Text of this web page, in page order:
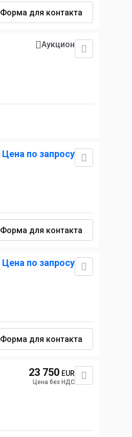
Форма для контакта
Аукцион
Цена по запросу
Форма для контакта
Цена по запросу
Форма для контакта
23 750 EUR
Цена без НДС